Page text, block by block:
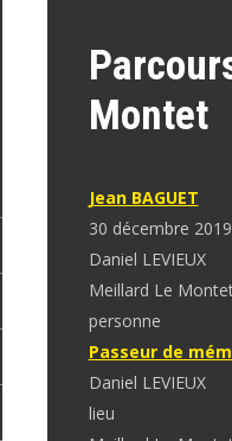
Montet
Jean BAGUET
30 décembre 2019
Daniel LEVIEUX
Meillard Le
personne
Passeur de
Daniel LEVIEUX
lieu